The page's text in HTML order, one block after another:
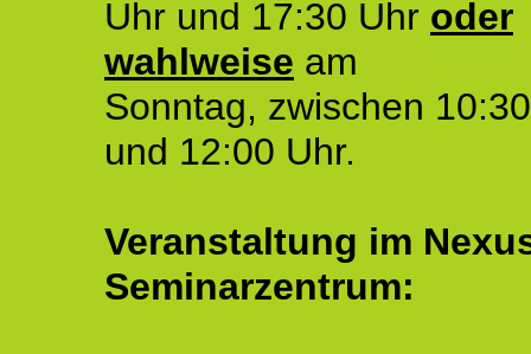
Uhr und 17:30 Uhr oder
wahlweise am
Sonntag, zwischen
und 12:00 Uhr.
Veranstaltung im
Seminarzentrum: